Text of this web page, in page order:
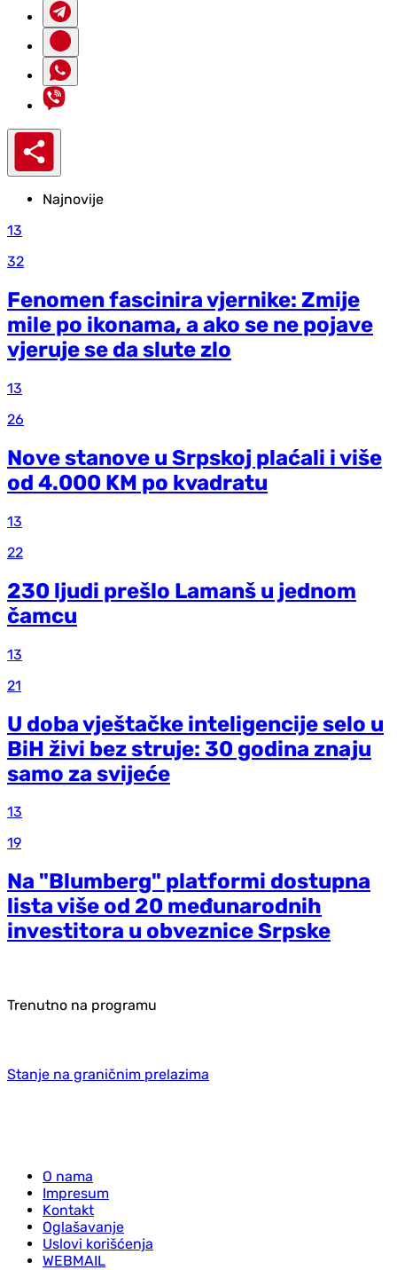
Najnovije
13
32
Fenomen fascinira vjernike: Zmije
mile po ikonama, a ako se ne pojave
vjeruje se da slute zlo
13
26
Nove stanove u Srpskoj plaćali i više
od 4.000 KM po kvadratu
13
22
230 ljudi prešlo Lamanš u jednom
čamcu
13
21
U doba vještačke inteligencije selo u
BiH živi bez struje: 30 godina znaju
samo za svijeće
13
19
Na "Blumberg" platformi dostupna
lista više od 20 međunarodnih
investitora u obveznice Srpske
Trenutno na programu
Stanje na graničnim prelazima
O nama
Impresum
Kontakt
Oglašavanje
Uslovi korišćenja
WEBMAIL